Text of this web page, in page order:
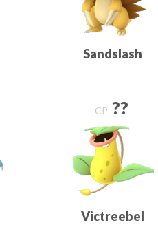
Sandslash
CP ??
Victreebel